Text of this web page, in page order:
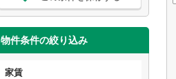
物件条件の絞り込み
家賃